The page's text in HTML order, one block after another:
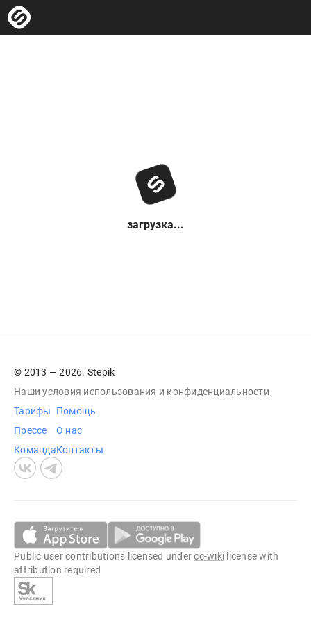
загрузка...
© 2013 — 2026. Stepik
Наши условия использования и конфиденциальности
Тарифы
Прессе
Команда
Помощь
О нас
Контакты
Public user contributions licensed undercc-wiki license with
attribution required